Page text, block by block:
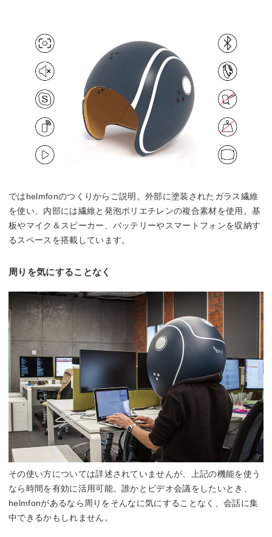
ではhelmfonのつくりからご説明。外部に塗装されたガラス繊維
を使い、内部には繊維と発泡ポリエチレンの複合素材を使用。基
板やマイク＆スピーカー、バッテリーやスマートフォンを収納す
るスペースを搭載しています。
周りを気にすることなく
その使い方については詳述されていませんが、上記の機能を使う
なら時間を有効に活用可能。誰かとビデオ会議をしたいとき、
helmfonがあるなら周りをそんなに気にすることなく、会話に集
中できるかもしれません。